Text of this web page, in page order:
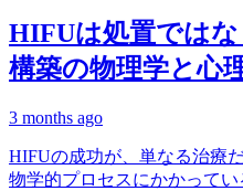
HIFUは処置では
構築の物理学と心
3 months ago
HIFUの成功が、単なる治療
物学的プロセスにかかって